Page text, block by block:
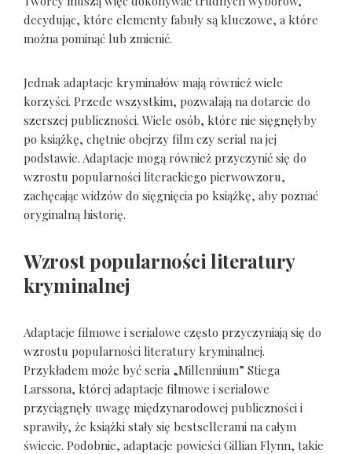
decydując, które elementy fabuły są kluczowe, a które
można pominąć lub zmienić.
Jednak adaptacje kryminałów mają również wiele
korzyści. Przede wszystkim, pozwalają na dotarcie do
szerszej publiczności. Wiele osób, które nie sięgnęłyby
po książkę, chętnie obejrzy film czy serial na jej
podstawie. Adaptacje mogą również przyczynić się do
wzrostu popularności literackiego pierwowzoru,
zachęcając widzów do sięgnięcia po książkę, aby poznać
oryginalną historię.
Wzrost popularności literatury
kryminalnej
Adaptacje filmowe i serialowe często przyczyniają się do
wzrostu popularności literatury kryminalnej.
Przykładem może być seria „Millennium” Stiega
Larssona, której adaptacje filmowe i serialowe
przyciągnęły uwagę międzynarodowej publiczności i
sprawiły, że książki stały się bestsellerami na całym
świecie. Podobnie, adaptacje powieści Gillian Flynn, takie